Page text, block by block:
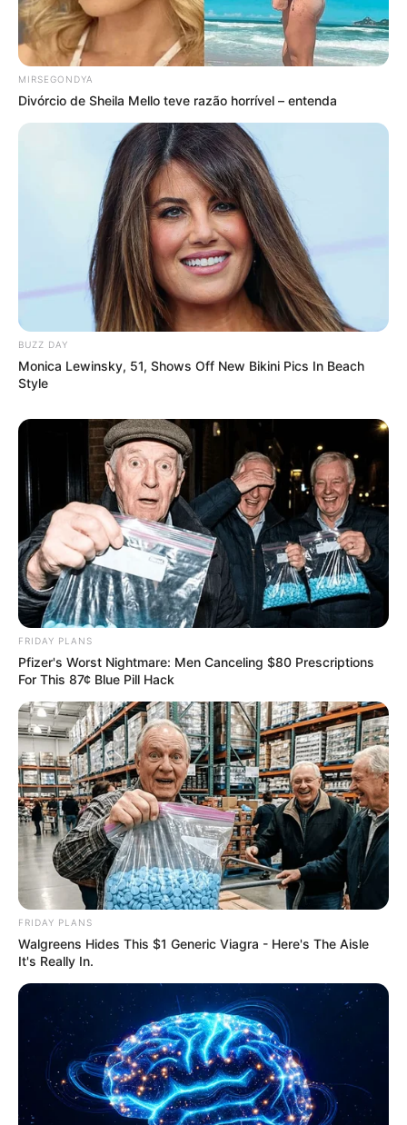
E-mail*
Mensagem*
DESTAQUES
FACEBOOK
DESTAQUES DA SEMANA
Agente de Saúde é indiciada por falsificar
visitas que nunca aconteceram.
Câmara dos Deputados: anuênios, triênios,
quinquênios, sexta-parte e licenças-prêmio
entram no debate.
Motos e bicicletas para ACS e ACE: veja o
FNARAS em Brasília: Senado pode
promulgar PEC 14 em semana de
mobilização.
Presidente Kennedy (ES) abre processo
seletivo para Agentes de Saúde e de
Combate às Endemias.
triênio e sexta-parte na aposentadoria?
DESTAQUES DO MÊS
Prefeitura realiza a maior entrega de
motocicletas aos Agentes de Saúde da
história...
MIRSEGONDYA
Divórcio de Sheila Mello teve razão horrível – entenda
BUZZ DAY
Monica Lewinsky, 51, Shows Off New Bikini Pics In Beach
Style
FRIDAY PLANS
Pfizer's Worst Nightmare: Men Canceling $80 Prescriptions
For This 87¢ Blue Pill Hack
FRIDAY PLANS
Walgreens Hides This $1 Generic Viagra - Here's The Aisle
It's Really In.